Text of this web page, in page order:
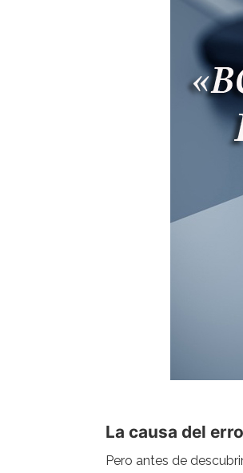
La causa del
Pero antes de